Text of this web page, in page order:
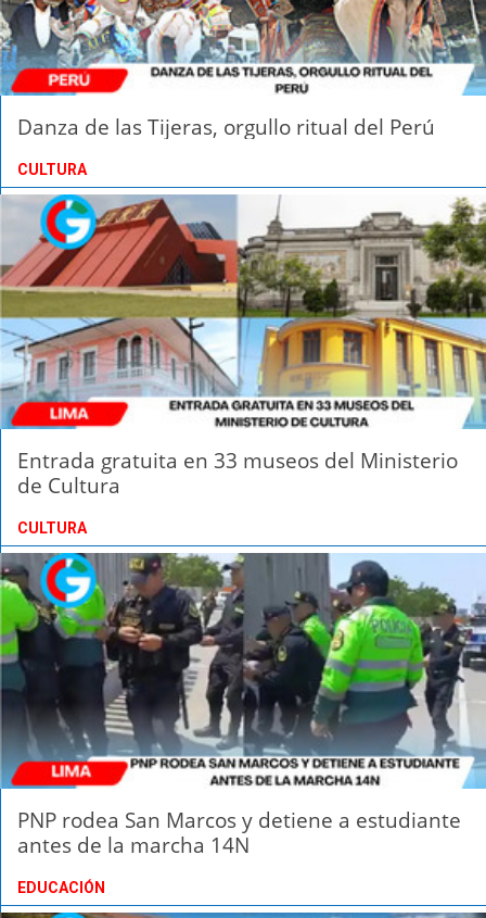
Danza de las Tijeras, orgullo ritual del Perú
CULTURA
Entrada gratuita en 33 museos del Ministerio
de Cultura
CULTURA
PNP rodea San Marcos y detiene a estudiante
antes de la marcha 14N
EDUCACIÓN